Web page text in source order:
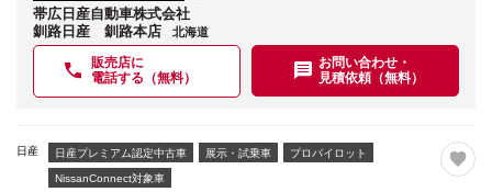
帯広日産自動車株式会社
釧路日産 釧路本店
北海道
販売店に
電話する（無料）
お問い合わせ・
見積依頼（無料）
日産 日産プレミアム認定中古車 展示・試乗車 プロパイロット
NissanConnect対象車